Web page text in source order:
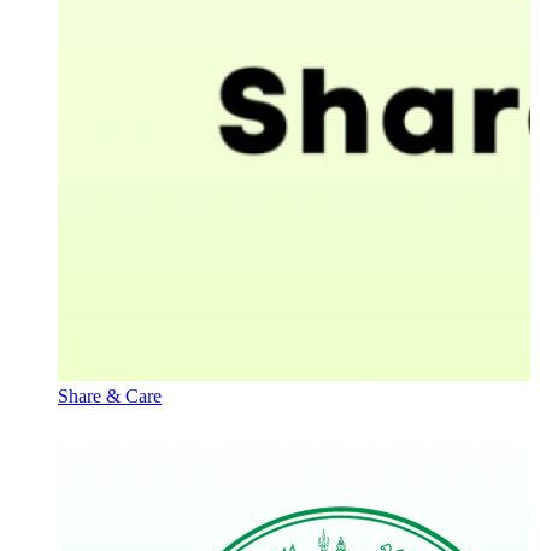
Share & Care